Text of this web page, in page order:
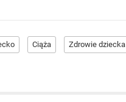
Ciąża Zdrowie dziecka